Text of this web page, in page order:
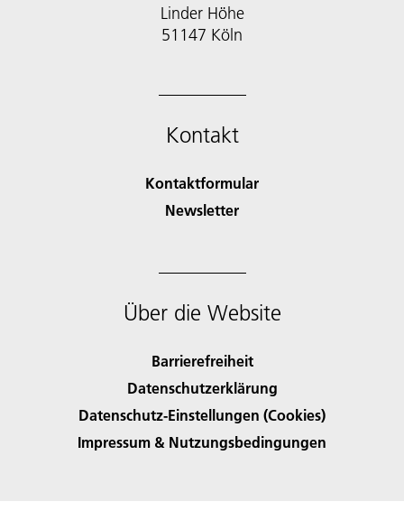
Linder Höhe
51147 Köln
Kontakt
Kontaktformular
Newsletter
Über die Website
Barrierefreiheit
Datenschutzerklärung
Datenschutz-Einstellungen (Cookies)
Impressum & Nutzungsbedingungen